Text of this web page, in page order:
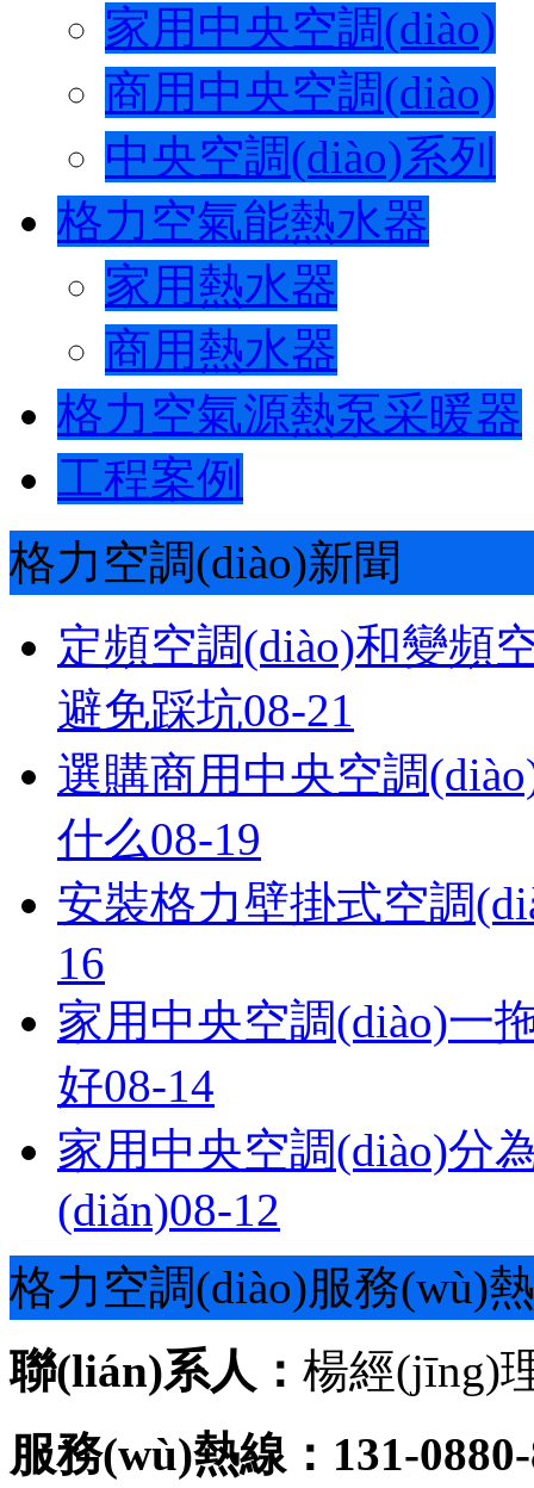
家用中央空調(diào)
商用中央空調(diào)
中央空調(diào)系列
格力空氣能熱水器
家用熱水器
商用熱水器
格力空氣源熱泵采暖器
工程案例
格力空調(diào)新聞
定頻空調(diào)和變頻
避免踩坑08-21
選購商用中央空調
什么08-19
安裝格力壁掛式空調
16
家用中央空調(diào)一
好08-14
家用中央空調(diào)分
(diǎn)08-12
格力空調(diào)服務(wù)
聯(lián)系人： 楊經(jīng)
服務(wù)熱線：131-